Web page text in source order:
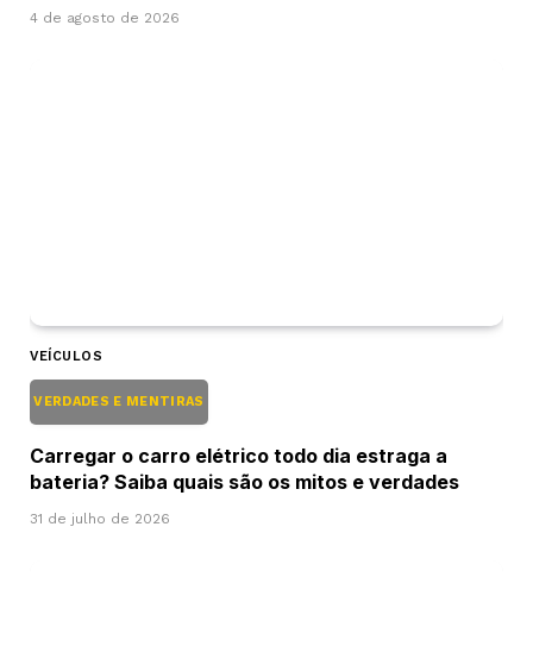
4 de agosto de 2026
VEÍCULOS
VERDADES E MENTIRAS
Carregar o carro elétrico todo dia estraga a
bateria? Saiba quais são os mitos e verdades
31 de julho de 2026